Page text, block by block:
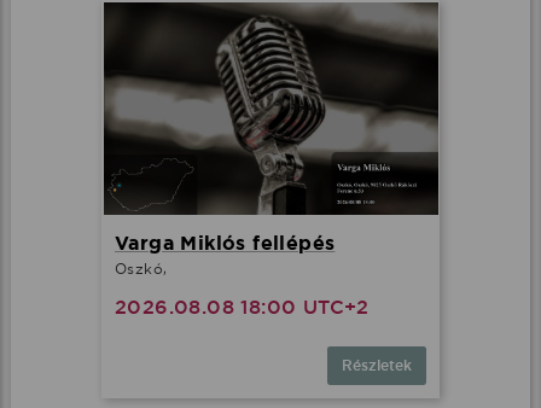
Varga Miklós fellépés
Oszkó,
2026.08.08 18:00 UTC+2
Részletek